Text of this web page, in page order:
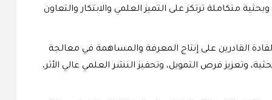
متكاملة ترتكز على التميز العلمي والابتكار والتعاون
القادرين على إنتاج المعرفة والمساهمة في معالجة
وتعزيز فرص التمويل، وتحفيز النشر العلمي عالي الأثر،